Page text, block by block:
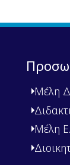
Μέλη
Μέλη